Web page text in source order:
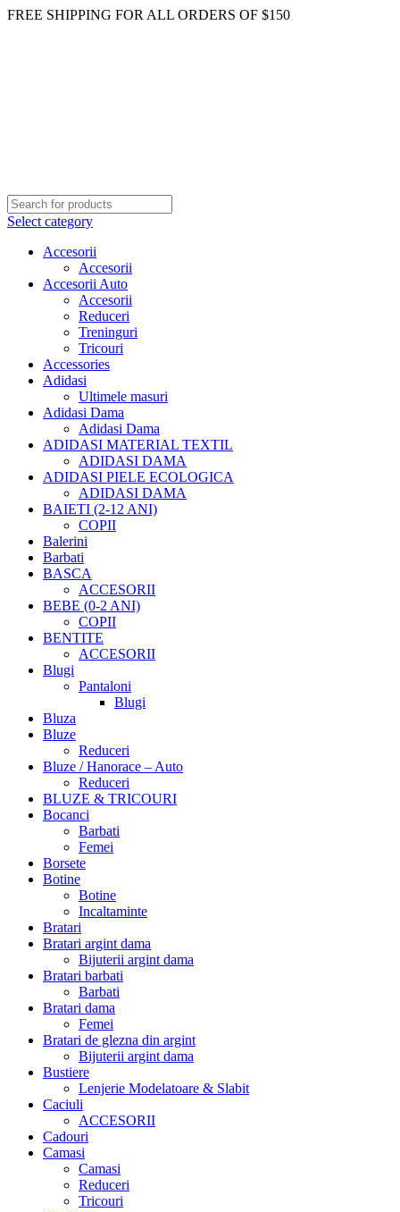
FREE SHIPPING FOR ALL ORDERS OF $150
Select category
Accesorii
Accesorii
Accesorii Auto
Accesorii
Reduceri
Treninguri
Tricouri
Accessories
Adidasi
Ultimele masuri
Adidasi Dama
Adidasi Dama
ADIDASI MATERIAL TEXTIL
ADIDASI DAMA
ADIDASI PIELE ECOLOGICA
ADIDASI DAMA
BAIETI (2-12 ANI)
COPII
Balerini
Barbati
BASCA
ACCESORII
BEBE (0-2 ANI)
COPII
BENTITE
ACCESORII
Blugi
Pantaloni
Blugi
Bluza
Bluze
Reduceri
Bluze / Hanorace – Auto
Reduceri
BLUZE & TRICOURI
Bocanci
Barbati
Femei
Borsete
Botine
Botine
Incaltaminte
Bratari
Bratari argint dama
Bijuterii argint dama
Bratari barbati
Barbati
Bratari dama
Femei
Bratari de glezna din argint
Bijuterii argint dama
Bustiere
Lenjerie Modelatoare & Slabit
Caciuli
ACCESORII
Cadouri
Camasi
Camasi
Reduceri
Tricouri